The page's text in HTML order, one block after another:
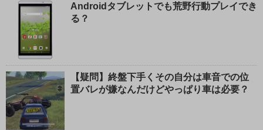
Androidタブレットでも荒野行動プレイでき
る？
【疑問】終盤下手くその自分は車音での位
置バレが嫌なんだけどやっぱり車は必要？